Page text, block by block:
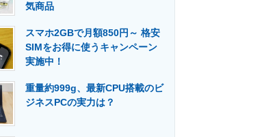
建設×テクノロジーの最前線
気商品
スマホ2GBで月額850円～ 格安
SIMをお得に使うキャンペーン
実施中！
重量約999g、最新CPU搭載のビ
ジネスPCの実力は？